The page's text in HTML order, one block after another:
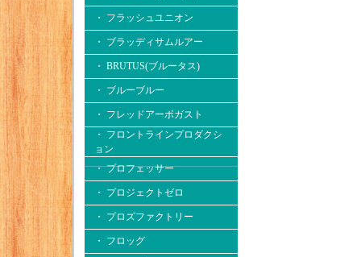
・ フラッシュユニオン
・ ブラッディサムルアー
・ BRUTUS(ブルータス)
・ ブルーブルー
・ フレッドアーボガスト
・ フロントラインプロダクシ
ョン
・ プロフェッサー
・ プロジェクトゼロ
・ プロズファクトリー
・ フロッグ